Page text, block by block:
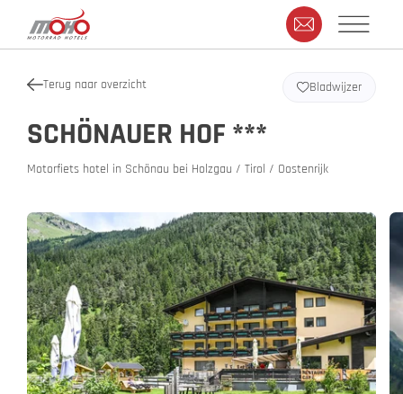
Terug naar overzicht
SCHÖNAUER HOF ***
Motorfiets hotel in Schönau bei Holzgau / Tirol / Oostenrijk
Bladwijzer